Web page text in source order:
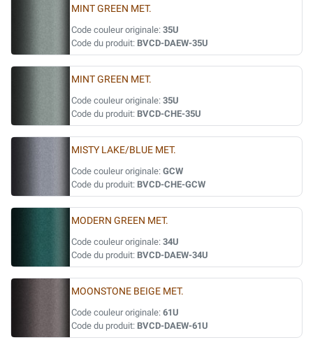
MINT GREEN MET.
Code couleur originale: 35U
Code du produit: BVCD-DAEW-35U
MINT GREEN MET.
Code couleur originale: 35U
Code du produit: BVCD-CHE-35U
MISTY LAKE/BLUE MET.
Code couleur originale: GCW
Code du produit: BVCD-CHE-GCW
MODERN GREEN MET.
Code couleur originale: 34U
Code du produit: BVCD-DAEW-34U
MOONSTONE BEIGE MET.
Code couleur originale: 61U
Code du produit: BVCD-DAEW-61U